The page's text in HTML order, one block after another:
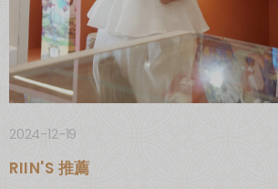
2024-12-19
RIIN'S 推薦